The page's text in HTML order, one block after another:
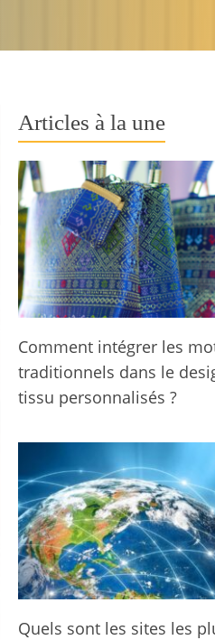
Articles à la une
Comment intégrer les
traditionnels dans le
tissu personnalisés ?
Quels sont les sites les